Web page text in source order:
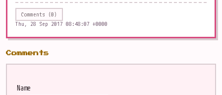
Comments (0)
Thu, 28 Sep 2017 08:48:07 +0000
Comments
Name